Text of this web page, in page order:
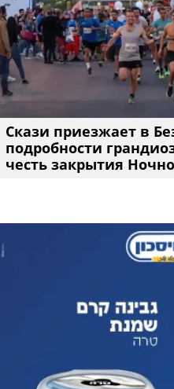
Скази приезжает в
подробности
честь закрытия